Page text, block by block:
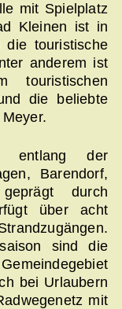
mit Spielplatz
Kleinen ist in
touristische
anderem ist
touristischen
die beliebte
entlang der
Barendorf,
durch
über acht
sind die
bei Urlaubern
mit